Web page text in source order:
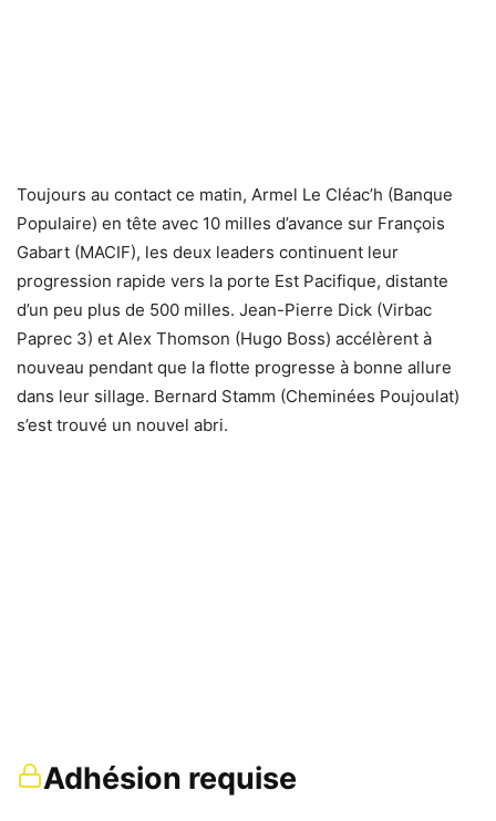
Toujours au contact ce matin, Armel Le Cléac’h (Banque
Populaire) en tête avec 10 milles d’avance sur François
Gabart (MACIF), les deux leaders continuent leur
progression rapide vers la porte Est Pacifique, distante
d’un peu plus de 500 milles. Jean-Pierre Dick (Virbac
Paprec 3) et Alex Thomson (Hugo Boss) accélèrent à
nouveau pendant que la flotte progresse à bonne allure
dans leur sillage. Bernard Stamm (Cheminées Poujoulat)
s’est trouvé un nouvel abri.
Adhésion requise